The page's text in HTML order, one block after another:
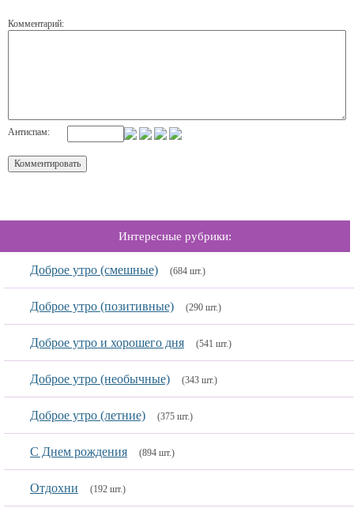
Комментарий:
Антиспам:
Интересные рубрики:
Доброе утро (смешные) (684 шт.)
Доброе утро (позитивные) (290 шт.)
Доброе утро и хорошего дня (541 шт.)
Доброе утро (необычные) (343 шт.)
Доброе утро (летние) (375 шт.)
С Днем рождения (894 шт.)
Отдохни (192 шт.)